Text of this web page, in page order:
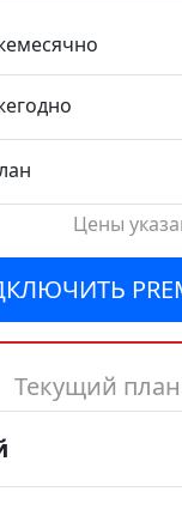
Текущий план
Цены
25.99 € /
2.17 € /
45.99 € / 3 года
1.28 € /
НДС
59.99 € /
5 € /
119.99 € / 3
3.33 € /
НДС